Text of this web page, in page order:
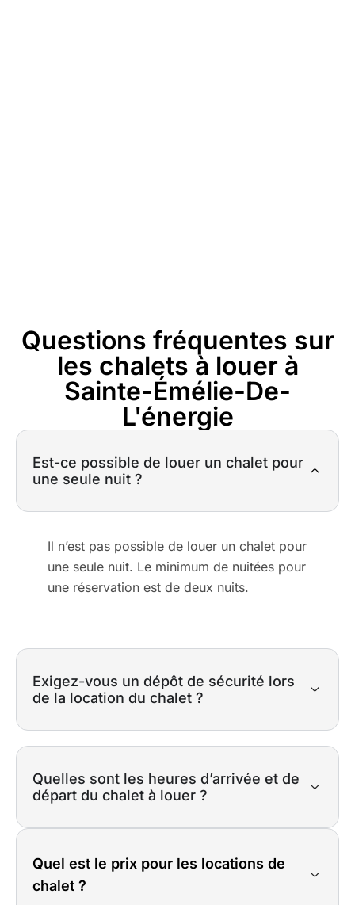
Questions fréquentes sur
les chalets à louer à
Sainte-Émélie-De-
L'énergie
Est-ce possible de louer un chalet pour
une seule nuit ?
Il n’est pas possible de louer un chalet pour
une seule nuit. Le minimum de nuitées pour
une réservation est de deux nuits.
Exigez-vous un dépôt de sécurité lors
de la location du chalet ?
Quelles sont les heures d’arrivée et de
départ du chalet à louer ?
Quel est le prix pour les locations de
chalet ?